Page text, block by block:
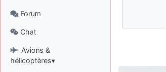
Forum
Chat
Avions &
hélicoptères▾